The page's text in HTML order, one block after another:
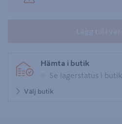
Hämta i butik
Se lagerstatus i butik
Välj butik